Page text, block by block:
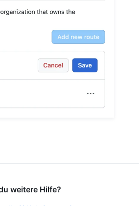
weitere Hilfe?